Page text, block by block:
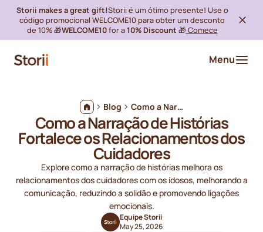
Storii makes a great gift!Storii é um ótimo presente! Use o
código promocional WELCOME10 para obter um desconto
de 10% 🎁WELCOME10for a10% Discount 🎁 Comece
Menu
Blog Como a Narração de Histórias Fortalece os Relacionamentos dos Cuidadores
Como a Narração de Histórias
Fortalece os Relacionamentos dos
Cuidadores
Explore como a narração de histórias melhora os
relacionamentos dos cuidadores com os idosos, melhorando a
comunicação, reduzindo a solidão e promovendo ligações
emocionais.
Equipe Storii
May 25, 2026